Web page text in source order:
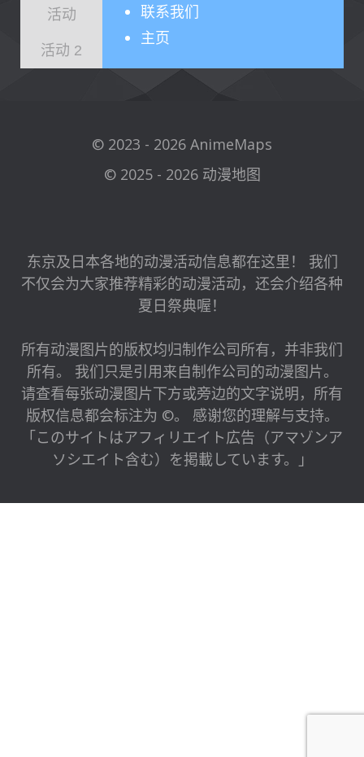
活动
活动 2
联系我们
主页
© 2023 - 2026 AnimeMaps
© 2025 - 2026 动漫地图
东京及日本各地的动漫活动信息都在这里！ 我们
不仅会为大家推荐精彩的动漫活动，还会介绍各种
夏日祭典喔！
所有动漫图片的版权均归制作公司所有，并非我们
所有。 我们只是引用来自制作公司的动漫图片。
请查看每张动漫图片下方或旁边的文字说明，所有
版权信息都会标注为 ©。 感谢您的理解与支持。
「このサイトはアフィリエイト広告（アマゾンア
ソシエイト含む）を掲載しています。」